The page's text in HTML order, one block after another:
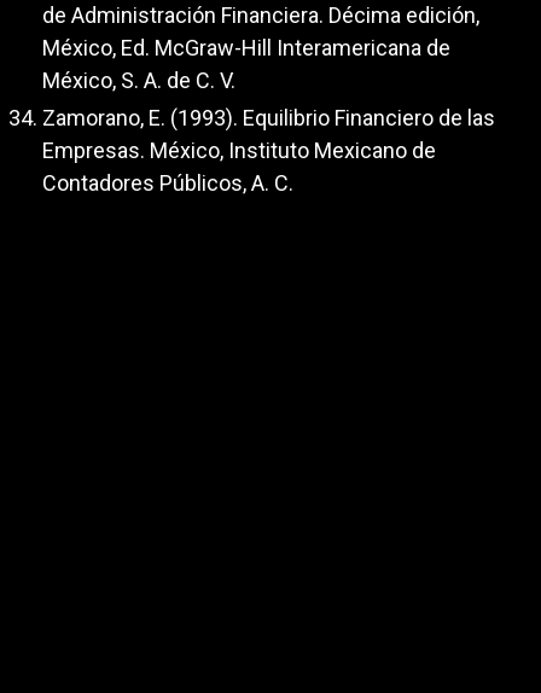
de Administración Financiera. Décima edición,
México, Ed. McGraw-Hill Interamericana de
México, S. A. de C. V.
Zamorano, E. (1993). Equilibrio Financiero de las
Empresas. México, Instituto Mexicano de
Contadores Públicos, A. C.